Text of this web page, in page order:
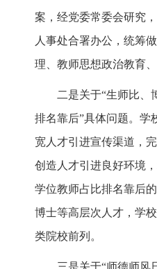
案，经党委常委会研究
人事处合署办公，统筹
理、教师思想政治教育
二是关于“生师比、
排名靠后”具体问题。学
宽人才引进宣传渠道，
创造人才引进良好环境
学位教师占比排名靠后
博士等高层次人才，学
类院校前列。
三是关于“师德师风